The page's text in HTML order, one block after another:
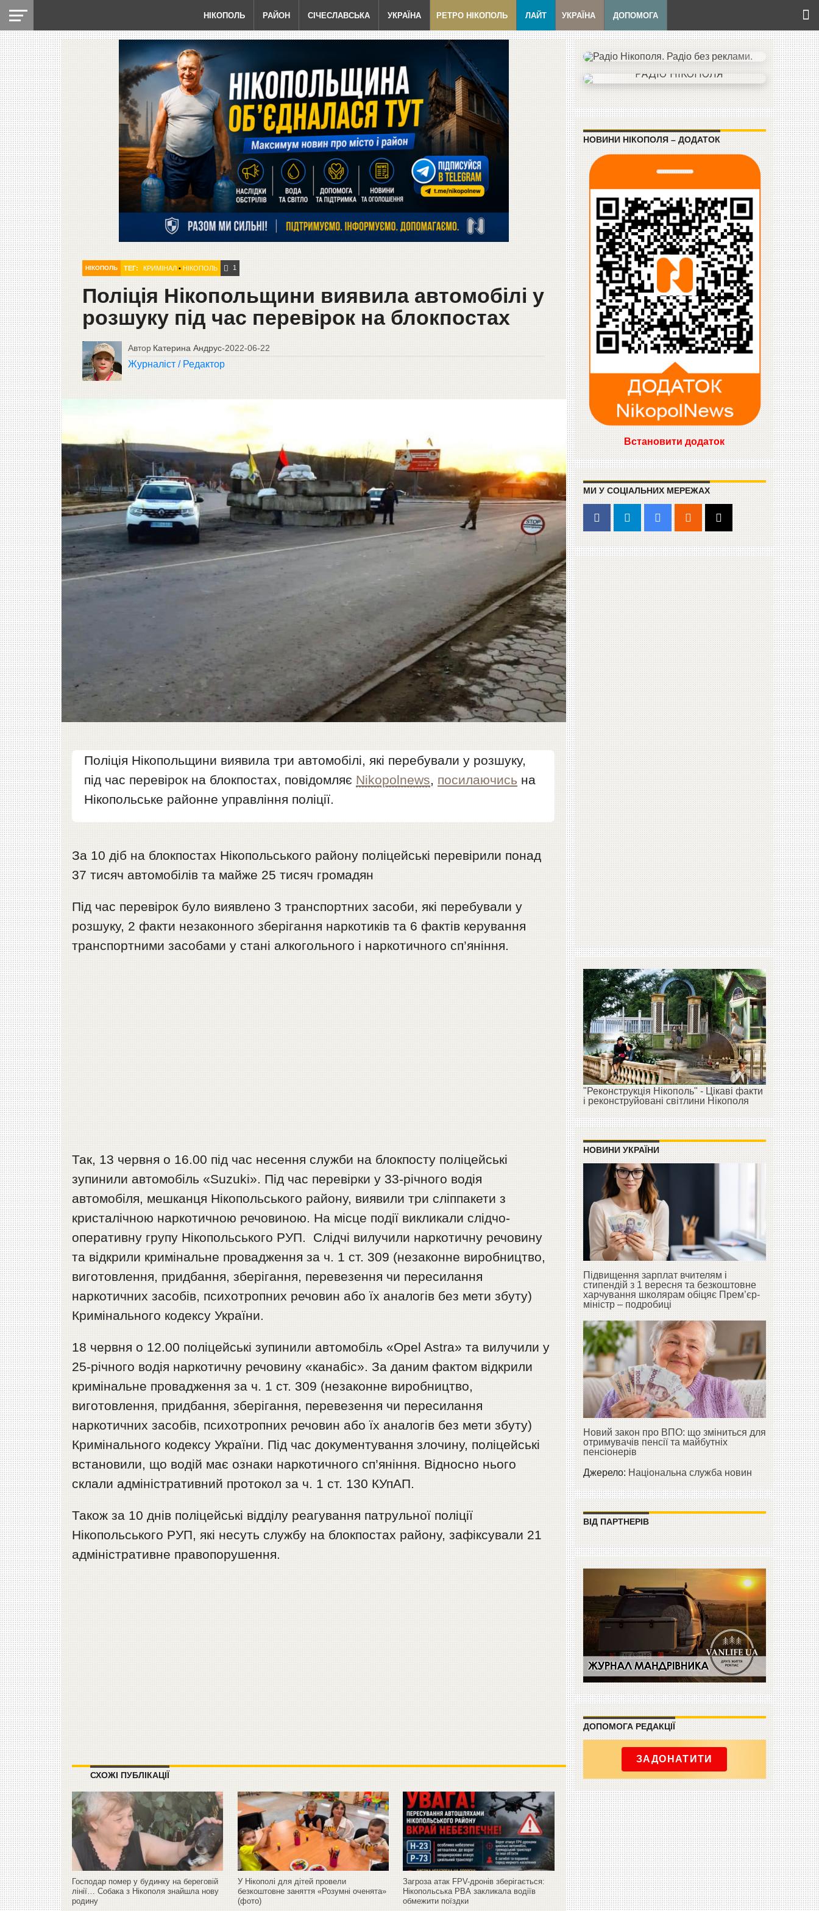
НІКОПОЛЬ РАЙОН СІЧЕСЛАВСЬКА УКРАЇНА РЕТРО НІКОПОЛЬ ЛАЙТ УКРАЇНА ДОПОМОГА
НІКОПОЛЬ ТЕГ: КРИМІНАЛ• НІКОПОЛЬ 1
Поліція Нікопольщини виявила автомобілі у
розшуку під час перевірок на блокпостах
Автор Катерина Андрус-2022-06-22
Журналіст / Редактор
Поліція Нікопольщини виявила три автомобілі, які перебували у розшуку,
під час перевірок на блокпостах, повідомляє Nikopolnews, посилаючись на
Нікопольське районне управління поліції.
За 10 діб на блокпостах Нікопольського району поліцейські перевірили понад
37 тисяч автомобілів та майже 25 тисяч громадян
Під час перевірок було виявлено 3 транспортних засоби, які перебували у
розшуку, 2 факти незаконного зберігання наркотиків та 6 фактів керування
транспортними засобами у стані алкогольного і наркотичного сп’яніння.
Так, 13 червня о 16.00 під час несення служби на блокпосту поліцейські
зупинили автомобіль «Suzuki». Під час перевірки у 33-річного водія
автомобіля, мешканця Нікопольського району, виявили три сліппакети з
кристалічною наркотичною речовиною. На місце події викликали слідчо-
оперативну групу Нікопольського РУП. Слідчі вилучили наркотичну речовину
та відкрили кримінальне провадження за ч. 1 ст. 309 (незаконне виробництво,
виготовлення, придбання, зберігання, перевезення чи пересилання
наркотичних засобів, психотропних речовин або їх аналогів без мети збуту)
Кримінального кодексу України.
18 червня о 12.00 поліцейські зупинили автомобіль «Opel Astra» та вилучили у
25-річного водія наркотичну речовину «канабіс». За даним фактом відкрили
кримінальне провадження за ч. 1 ст. 309 (незаконне виробництво,
виготовлення, придбання, зберігання, перевезення чи пересилання
наркотичних засобів, психотропних речовин або їх аналогів без мети збуту)
Кримінального кодексу України. Під час документування злочину, поліцейські
встановили, що водій має ознаки наркотичного сп’яніння. Відносно нього
склали адміністративний протокол за ч. 1 ст. 130 КУпАП.
Також за 10 днів поліцейські відділу реагування патрульної поліції
Нікопольського РУП, які несуть службу на блокпостах району, зафіксували 21
адміністративне правопорушення.
СХОЖІ ПУБЛІКАЦІЇ
Господар помер у будинку на береговій
лінії… Собака з Нікополя знайшла нову
родину
У Нікополі для дітей провели
безкоштовне заняття «Розумні оченята»
(фото)
Загроза атак FPV-дронів зберігається:
Нікопольська РВА закликала водіїв
обмежити поїздки
НОВИНИ НІКОПОЛЯ – ДОДАТОК
Встановити додаток
МИ У СОЦІАЛЬНИХ МЕРЕЖАХ
"Реконструкція Нікополь" - Цікаві факти
і реконструйовані світлини Нікополя
НОВИНИ УКРАЇНИ
Підвищення зарплат вчителям і
стипендій з 1 вересня та безкоштовне
харчування школярам обіцяє Прем’єр-
міністр – подробиці
Новий закон про ВПО: що зміниться для
отримувачів пенсії та майбутніх
пенсіонерів
Джерело:Національна служба новин
ВІД ПАРТНЕРІВ
ДОПОМОГА РЕДАКЦІЇ
ЗАДОНАТИТИ